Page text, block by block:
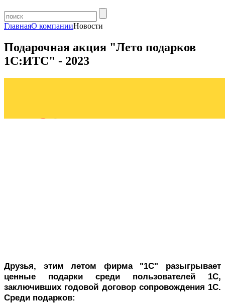
ГлавнаяО компанииНовости
Подарочная акция "Лето подарков
1С:ИТС" - 2023
Друзья, этим летом фирма "1С" разыгрывает
ценные подарки среди пользователей 1С,
заключивших годовой договор сопровождения 1С.
Среди подарков: